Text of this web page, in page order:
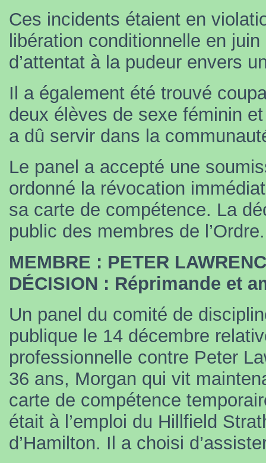
Ces incidents étaient en
libération conditionnelle en
d’attentat à la pudeur envers
Il a également été trouvé
deux élèves de sexe féminin
a dû servir dans la
Le panel a accepté une
ordonné la révocation
sa carte de compétence. La
public des membres de l’Ordre.
MEMBRE : PETER
DÉCISION : Réprimande et
Un panel du comité de
publique le 14 décembre
professionnelle contre Peter
36 ans, Morgan qui vit
carte de compétence
était à l’emploi du Hillfield
d’Hamilton. Il a choisi